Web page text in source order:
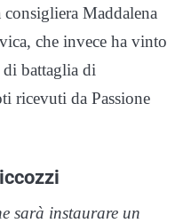
Maddalena
che invece ha vinto
battaglia di
ricevuti da Passione
sarà instaurare un